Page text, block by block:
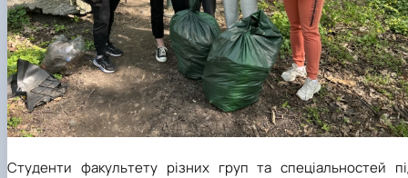
Студенти факультету різних груп та спеціальностей